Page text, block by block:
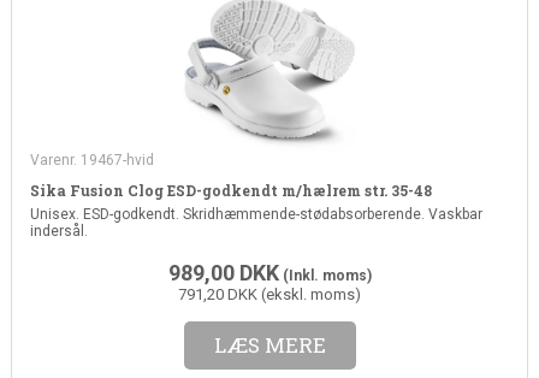
Varenr. 19467-hvid
Sika Fusion Clog ESD-godkendt m/hælrem str. 35-48
Unisex. ESD-godkendt. Skridhæmmende-stødabsorberende. Vaskbar
indersål.
989,00 DKK(Inkl. moms)
791,20 DKK (ekskl. moms)
LÆS MERE